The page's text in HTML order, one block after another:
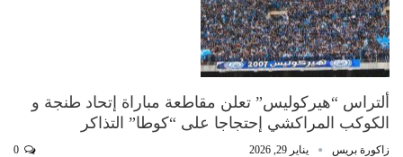
ألتراس “هيركوليس” تعلن مقاطعة مباراة إتحاد طنجة و
الكوكب المراكشي إحتجاجا على “كوطا” التذاكر
زاكورة بريس يناير 29, 2026